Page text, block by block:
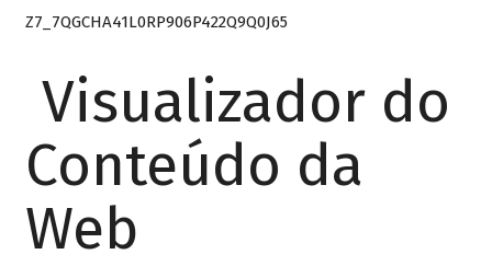
Z7_7QGCHA41L0RP906P422Q9Q0J65
Visualizador do
Conteúdo da
Web